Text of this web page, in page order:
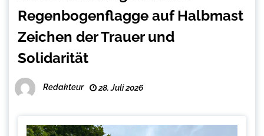
Regenbogenflagge auf Halbmast
Zeichen der Trauer und
Solidarität
Redakteur 28. Juli 2026